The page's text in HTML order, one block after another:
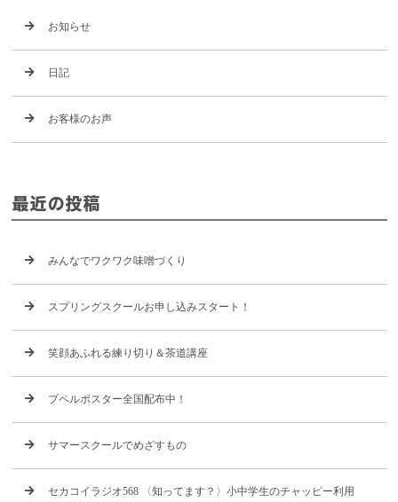
お知らせ
日記
お客様のお声
最近の投稿
みんなでワクワク味噌づくり
スプリングスクールお申し込みスタート！
笑顔あふれる練り切り＆茶道講座
プペルポスター全国配布中！
サマースクールでめざすもの
セカコイラジオ568 〈知ってます？〉小中学生のチャッピー利用